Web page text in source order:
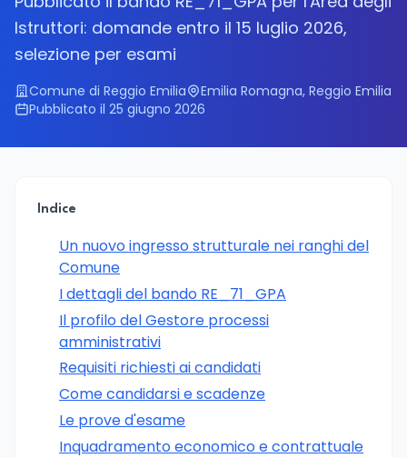
Istruttori: domande entro il 15 luglio 2026,
selezione per esami
Comune di Reggio Emilia
Emilia Romagna, Reggio Emilia
Pubblicato il 25 giugno 2026
Indice
Un nuovo ingresso strutturale nei ranghi del
Comune
I dettagli del bando RE_71_GPA
Il profilo del Gestore processi
amministrativi
Requisiti richiesti ai candidati
Come candidarsi e scadenze
Le prove d'esame
Inquadramento economico e contrattuale